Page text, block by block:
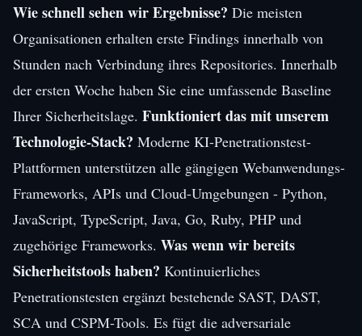
Wie schnell sehen wir Ergebnisse? Die meisten
Organisationen erhalten erste Findings innerhalb von
Stunden nach Verbindung ihres Repositories. Innerhalb
der ersten Woche haben Sie eine umfassende Baseline
Ihrer Sicherheitslage. Funktioniert das mit unserem
Technologie-Stack? Moderne KI-Penetrationstest-
Plattformen unterstützen alle gängigen Webanwendungs-
Frameworks, APIs und Cloud-Umgebungen - Python,
JavaScript, TypeScript, Java, Go, Ruby, PHP und
zugehörige Frameworks. Was wenn wir bereits
Sicherheitstools haben? Kontinuierliches
Penetrationstesten ergänzt bestehende SAST, DAST,
SCA und CSPM-Tools. Es fügt die adversariale